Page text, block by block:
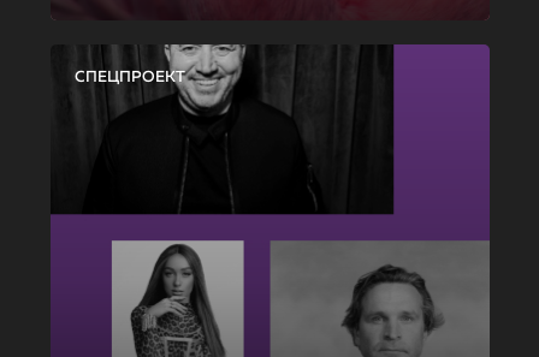
СПЕЦПРОЕКТ